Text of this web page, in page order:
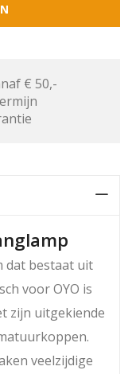
€ 50,-
dat bestaat uit
voor OYO is
zijn uitgekiende
veelzijdige